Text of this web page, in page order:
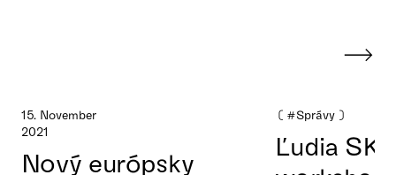
15. November
2021
Nový európsky
❪ #Správy ❫
Ľudia